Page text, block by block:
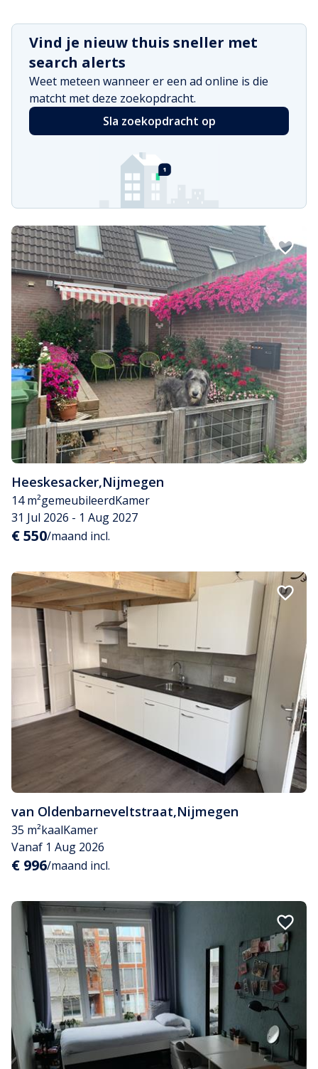
Vind je nieuw thuis sneller met
search alerts
Weet meteen wanneer er een ad online is die
matcht met deze zoekopdracht.
Sla zoekopdracht op
Heeskesacker,Nijmegen
14 m²gemeubileerdKamer
31 Jul 2026 - 1 Aug 2027
€ 550/maand incl.
van Oldenbarneveltstraat,Nijmegen
35 m²kaalKamer
Vanaf 1 Aug 2026
€ 996/maand incl.